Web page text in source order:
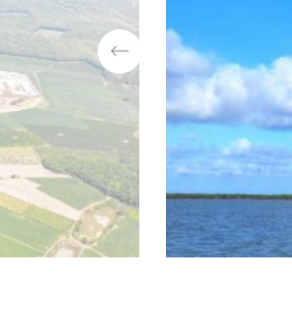
Previous